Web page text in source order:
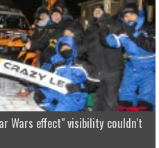
Wars effect" visibility couldn't